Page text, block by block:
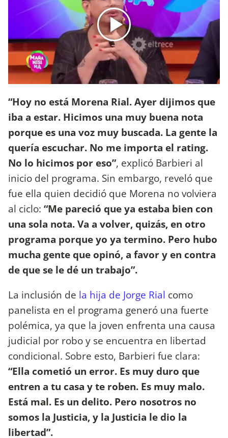
“Hoy no está Morena Rial. Ayer dijimos que
iba a estar. Hicimos una muy buena nota
porque es una voz muy buscada. La gente la
quería escuchar. No me importa el rating.
No lo hicimos por eso”, explicó Barbieri al
inicio del programa. Sin embargo, reveló que
fue ella quien decidió que Morena no volviera
al ciclo: “Me pareció que ya estaba bien con
una sola nota. Va a volver, quizás, en otro
programa porque yo ya termino. Pero hubo
mucha gente que opinó, a favor y en contra
de que se le dé un trabajo”.
La inclusión de la hija de Jorge Rial como
panelista en el programa generó una fuerte
polémica, ya que la joven enfrenta una causa
judicial por robo y se encuentra en libertad
condicional. Sobre esto, Barbieri fue clara:
“Ella cometió un error. Es muy duro que
entren a tu casa y te roben. Es muy malo.
Está mal. Es un delito. Pero nosotros no
somos la Justicia, y la Justicia le dio la
libertad”.